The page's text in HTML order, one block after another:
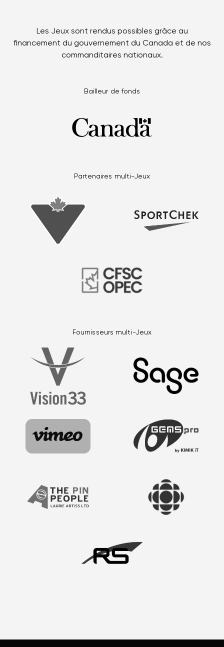
Les Jeux sont rendus possibles grâce au
financement du gouvernement du Canada et de nos
commanditaires nationaux.
Bailleur de fonds
Partenaires multi-Jeux
Fournisseurs multi-Jeux